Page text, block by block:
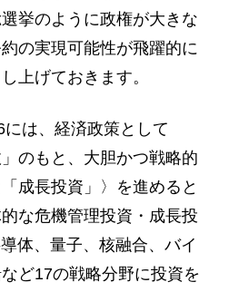
挙のように政権が大きな
の実現可能性が飛躍的に
上げておきます。
は、経済政策として
のもと、大胆かつ戦略的
成長投資」〉を進めると
な危機管理投資・成長投
体、量子、核融合、バイ
ど17の戦略分野に投資を